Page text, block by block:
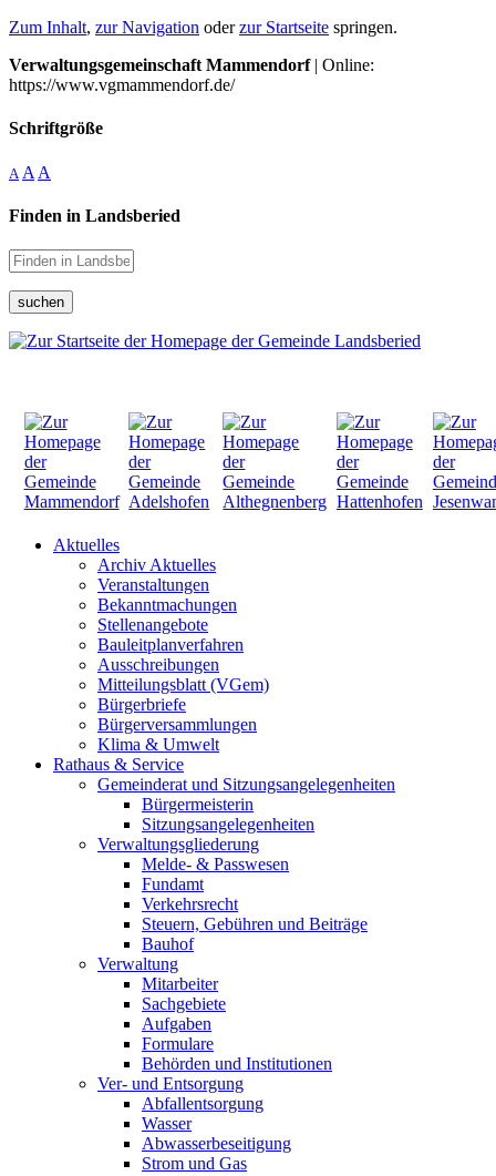
Zum Inhalt, zur Navigation oderzur Startseite springen.
Verwaltungsgemeinschaft Mammendorf| Online:
https://www.vgmammendorf.de/
Schriftgröße
A A A
Finden in Landsberied
suchen
Aktuelles
Archiv Aktuelles
Veranstaltungen
Bekanntmachungen
Stellenangebote
Bauleitplanverfahren
Ausschreibungen
Mitteilungsblatt (VGem)
Bürgerbriefe
Bürgerversammlungen
Klima & Umwelt
Rathaus & Service
Gemeinderat und Sitzungsangelegenheiten
Bürgermeisterin
Sitzungsangelegenheiten
Verwaltungsgliederung
Melde- & Passwesen
Fundamt
Verkehrsrecht
Steuern, Gebühren und Beiträge
Bauhof
Verwaltung
Mitarbeiter
Sachgebiete
Aufgaben
Formulare
Behörden und Institutionen
Ver- und Entsorgung
Abfallentsorgung
Wasser
Abwasserbeseitigung
Strom und Gas